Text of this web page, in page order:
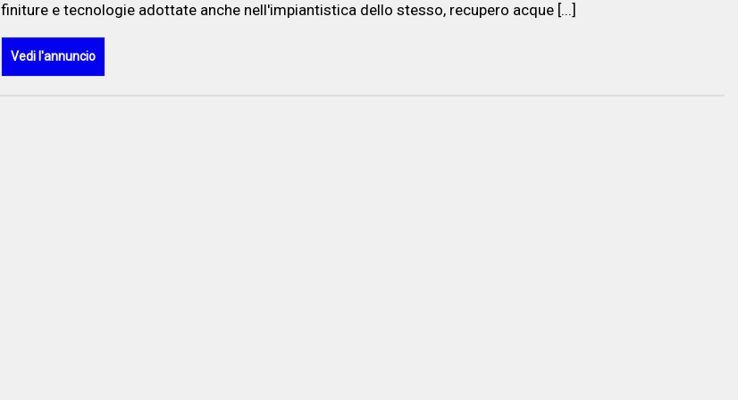
finiture e tecnologie adottate anche nell'impiantistica dello stesso, recupero acque [...]
Vedi l'annuncio